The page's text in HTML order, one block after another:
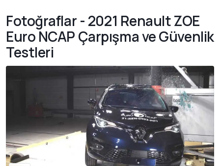
Fotoğraflar - 2021 Renault ZOE
Euro NCAP Çarpışma ve Güvenlik
Testleri